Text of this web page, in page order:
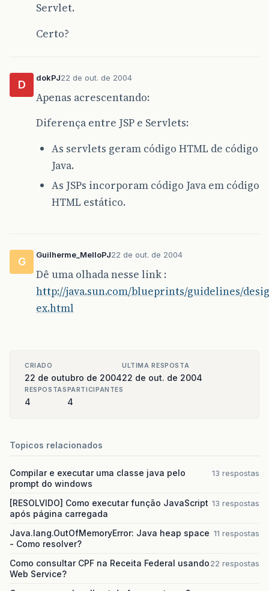
Servlet.
Certo?
D
dokPJ22 de out. de 2004
Apenas acrescentando:
Diferença entre JSP e Servlets:
As servlets geram código HTML de código
Java.
As JSPs incorporam código Java em código
HTML estático.
G
Guilherme_MelloPJ22 de out. de 2004
Dê uma olhada nesse link :
http://java.sun.com/blueprints/guidelines/
ex.html
CRIADO
22 de outubro de 2004
ULTIMA RESPOSTA
22 de out. de 2004
RESPOSTAS
4
PARTICIPANTES
4
Topicos relacionados
Compilar e executar uma classe java pelo
prompt do windows
13 respostas
[RESOLVIDO] Como executar função JavaScript
após página carregada
13 respostas
Java.lang.OutOfMemoryError: Java heap space
- Como resolver?
11 respostas
Como consultar CPF na Receita Federal usando
Web Service?
22 respostas